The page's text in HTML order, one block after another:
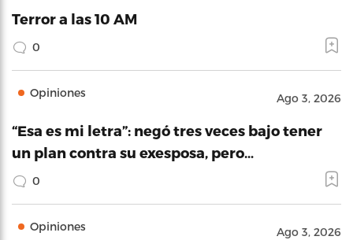
Terror a las 10 AM
0
Opiniones Ago 3, 2026
“Esa es mi letra”: negó tres veces bajo tener
un plan contra su exesposa, pero…
0
Opiniones Ago 3, 2026